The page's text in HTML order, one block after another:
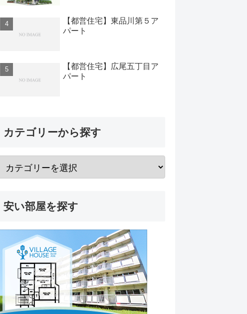
【都営住宅】東品川第５ア
パート
【都営住宅】広尾五丁目ア
パート
カテゴリーから探す
安い部屋を探す